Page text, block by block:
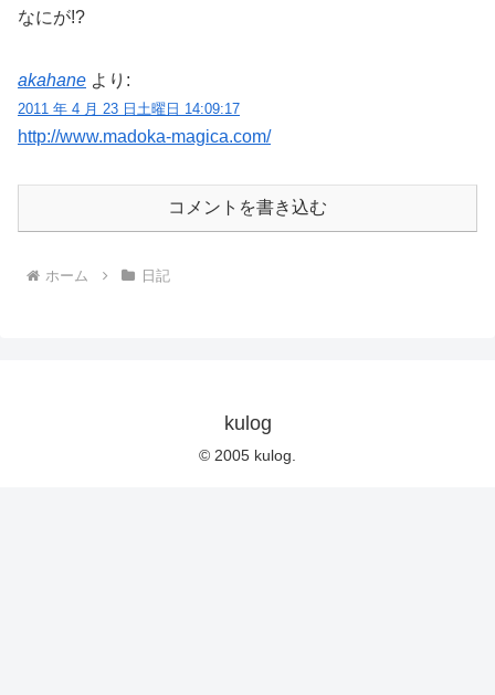
なにが!?
akahane より:
2011 年 4 月 23 日土曜日 14:09:17
http://www.madoka-magica.com/
コメントを書き込む
ホーム 日記
kulog
© 2005 kulog.